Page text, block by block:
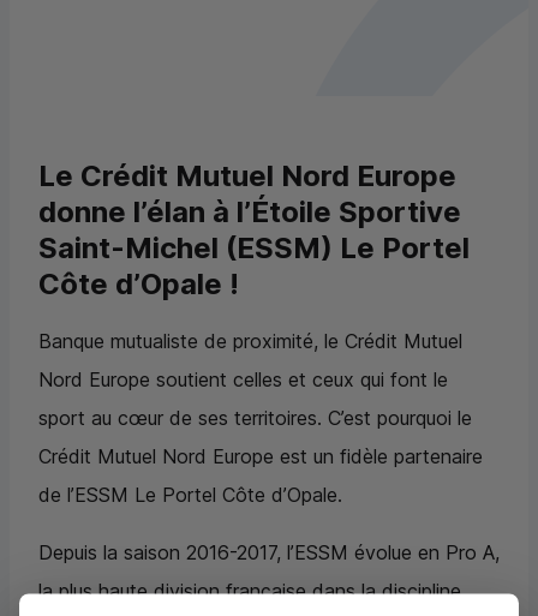
Le Crédit Mutuel Nord Europe
donne l’élan à l’Étoile Sportive
Saint-Michel (ESSM) Le Portel
Côte d’Opale !
Banque mutualiste de proximité, le Crédit Mutuel
Nord Europe soutient celles et ceux qui font le
sport au cœur de ses territoires. C’est pourquoi le
Crédit Mutuel Nord Europe est un fidèle partenaire
de l’ESSM Le Portel Côte d’Opale.
Depuis la saison 2016-2017, l’ESSM évolue en Pro A,
la plus haute division française dans la discipline.